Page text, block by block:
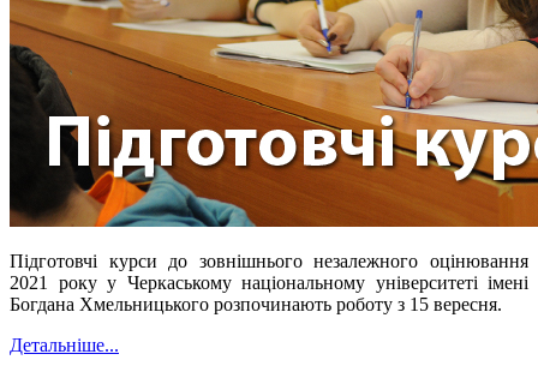
Підготовчі курси до зовнішнього незалежного оцінювання
2021 року у Черкаському національному університеті імені
Богдана Хмельницького розпочинають роботу з 15 вересня.
Детальніше...